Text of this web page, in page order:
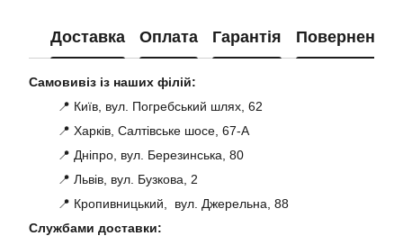
Доставка Оплата Гарантія Повернення
Самовивіз із наших філій:
📍 Київ, вул. Погребський шлях, 62
📍 Харків, Салтівське шосе, 67-А
📍 Дніпро, вул. Березинська, 80
📍 Львів, вул. Бузкова, 2
📍 Кропивницький, вул. Джерельна, 88
Службами доставки: